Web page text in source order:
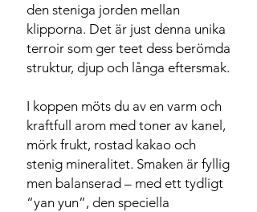
den steniga jorden mellan
klipporna. Det är just denna unika
terroir som ger teet dess berömda
struktur, djup och långa eftersmak.
I koppen möts du av en varm och
kraftfull arom med toner av kanel,
mörk frukt, rostad kakao och
stenig mineralitet. Smaken är fyllig
men balanserad – med ett tydligt
“yan yun”, den speciella